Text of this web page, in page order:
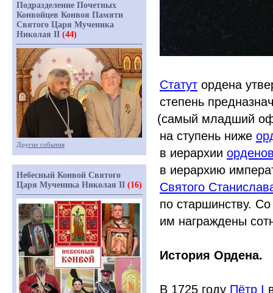
Статут ордена
степень
(самый младший
на ступень ниже
в иерархии
в иерархию
Святого
по старшинству.
им награждены
История Ордена.
В 1725 году Пётр I
Подразделение Почетных
Конвойцев Конвоя Памяти
Святого Царя Мученика
Николая II (44)
Другие события
Небесный Конвой Святого
Царя Мученика Николая II (16)